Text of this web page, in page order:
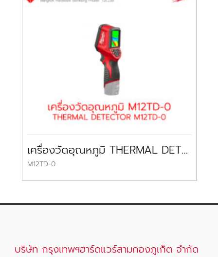
เครื่องวัดอุณหภูมิ THERMAL DETECTOR M12TD-0 MILWAUKEE
M12TD-0
บริษัท กรุงเทพฯฮาร์ดแวร์สามกองภูเก็ต จำกัด